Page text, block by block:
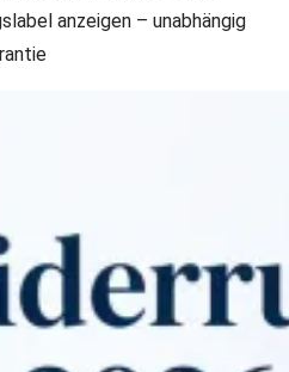
anzeigen – unabhängig